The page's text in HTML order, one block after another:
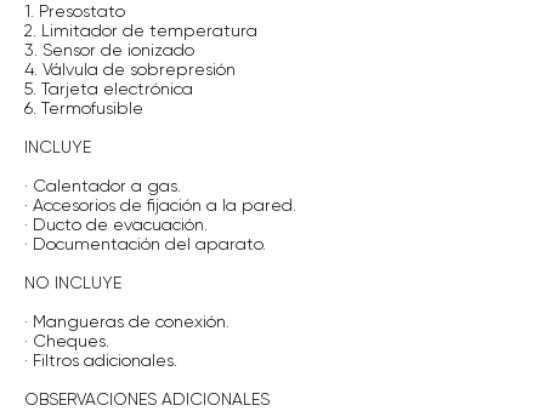
1. Presostato
2. Limitador de temperatura
3. Sensor de ionizado
4. Válvula de sobrepresión
5. Tarjeta electrónica
6. Termofusible
INCLUYE
· Calentador a gas.
· Accesorios de fijación a la pared.
· Ducto de evacuación.
· Documentación del aparato.
NO INCLUYE
· Mangueras de conexión.
· Cheques.
· Filtros adicionales.
OBSERVACIONES ADICIONALES